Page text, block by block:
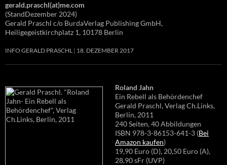
gerald.praschl(at)me.com
(StandDezember 2024)
Gerald Praschl c/o BurdaVerlag Publishing GmbH,
Heiligegeistkirchplatz 1, 10178 Berlin
INFO GERALD PRASCHL 18. DEZEMBER 2017
Roland Jahn
Ein Rebell als Behördenchef
Gerald Praschl, Verlag Ch.Links,
Berlin, 2011
240 Seiten, 40 Abbildungen
ISBN 978-3-86153-641-3 (Bei
Amazon kaufen)
19,90 Euro (D), 20,50 Euro (A),
28,90 sFr (UVP)